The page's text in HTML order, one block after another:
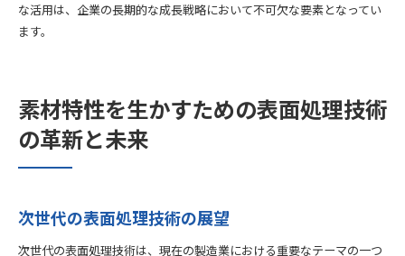
な活用は、企業の長期的な成長戦略において不可欠な要素となってい
ます。
素材特性を生かすための表面処理技術
の革新と未来
次世代の表面処理技術の展望
次世代の表面処理技術は、現在の製造業における重要なテーマの一つ